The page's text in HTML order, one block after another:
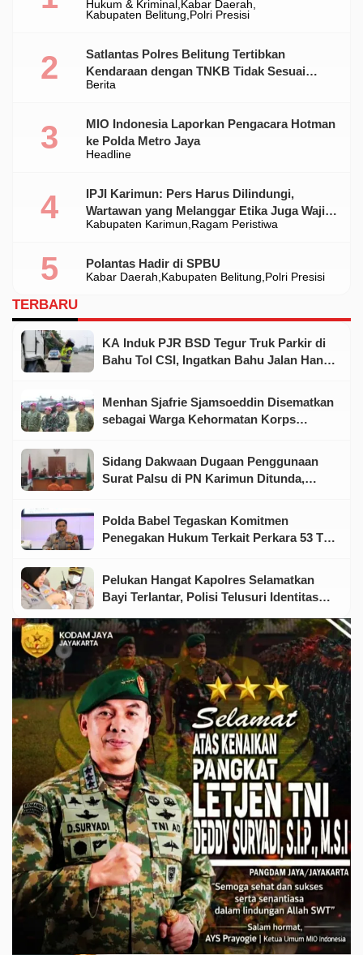
Hukum & Kriminal
Kabar Daerah
Kabupaten Belitung Polri Presisi
Ilegal Di Belitung
Berita
Satlantas Polres Belitung Tertibkan
Kendaraan dengan TNKB Tidak Sesuai
Standar
Headline
MIO Indonesia Laporkan Pengacara Hotman
ke Polda Metro Jaya
Kabupaten Karimun Ragam Peristiwa
IPJI Karimun: Pers Harus Dilindungi,
Wartawan yang Melanggar Etika Juga Wajib
Dikoreksi
Kabar Daerah Kabupaten Belitung Polri Presisi
Polantas Hadir di SPBU
TERBARU
KA Induk PJR BSD Tegur Truk Parkir di
Bahu Tol CSI, Ingatkan Bahu Jalan Hanya
Menhan Sjafrie Sjamsoeddin Disematkan
sebagai Warga Kehormatan Korps
Sidang Dakwaan Dugaan Penggunaan
Surat Palsu di PN Karimun Ditunda,
Polda Babel Tegaskan Komitmen
Penegakan Hukum Terkait Perkara 53 Ton
Pelukan Hangat Kapolres Selamatkan
Bayi Terlantar, Polisi Telusuri Identitas